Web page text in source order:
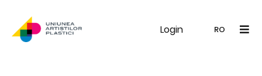
Login RO
UAP Galerie Noutăți